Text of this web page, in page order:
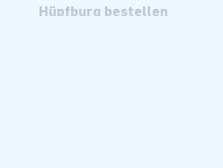
Hüpfburg bestellen
Eine aufblasbare Bouncy Box